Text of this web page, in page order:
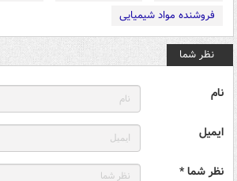
فروشنده مواد شیمیایی
نظر شما
نام
ایمیل
نظر شما *